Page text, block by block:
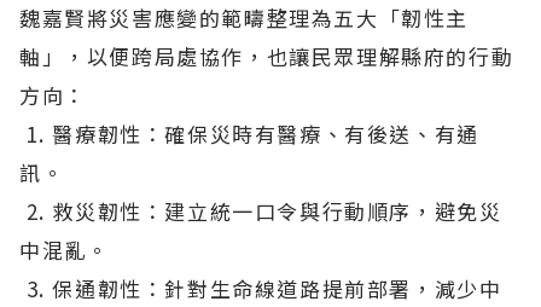
魏嘉賢將災害應變的範疇整理為五大「韌性主
軸」，以便跨局處協作，也讓民眾理解縣府的行動
方向：
1. 醫療韌性：確保災時有醫療、有後送、有通
訊。
2. 救災韌性：建立統一口令與行動順序，避免災
中混亂。
3. 保通韌性：針對生命線道路提前部署，減少中